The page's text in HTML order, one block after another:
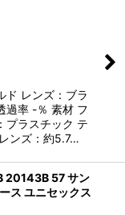
ド レンズ：ブラ
過率 -％ 素材 フ
プラスチック テ
ンズ：約5.7…
20143B 57 サン
ス ユニセックス